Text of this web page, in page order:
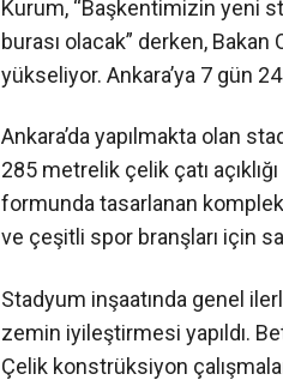
Kurum, “Başkentimizin yeni
burası olacak” derken,
yükseliyor. Ankara’ya 7 gün
Ankara’da yapılmakta olan
285 metrelik çelik çatı
formunda tasarlanan
ve çeşitli spor branşları için
Stadyum inşaatında genel
zemin iyileştirmesi yapıldı.
Çelik konstrüksiyon